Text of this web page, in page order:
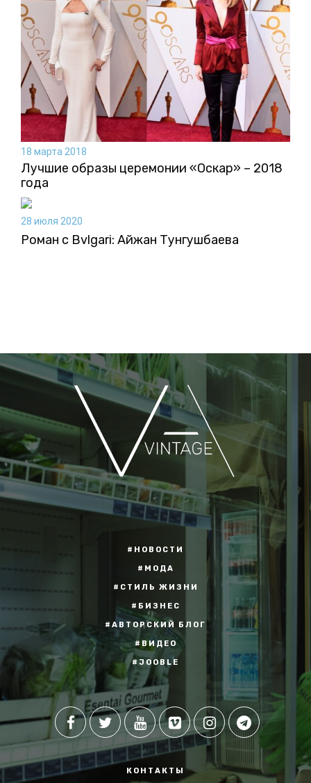
18 марта 2018
Лучшие образы церемонии «Оскар» – 2018
года
28 июля 2020
Роман с Bvlgari: Айжан Тунгушбаева
#НОВОСТИ
#МОДА
#СТИЛЬ ЖИЗНИ
#БИЗНЕС
#АВТОРСКИЙ БЛОГ
#ВИДЕО
#JOOBLE
КОНТАКТЫ